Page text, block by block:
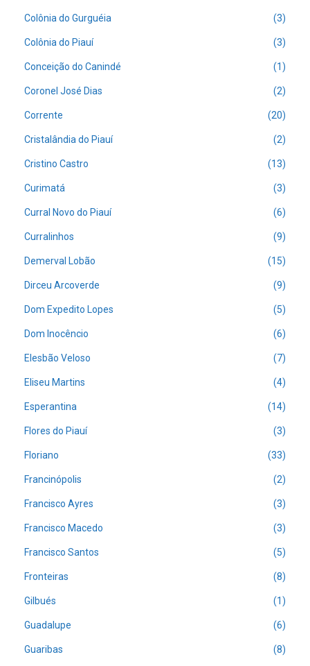
Colônia do Gurguéia (3)
Colônia do Piauí (3)
Conceição do Canindé (1)
Coronel José Dias (2)
Corrente (20)
Cristalândia do Piauí (2)
Cristino Castro (13)
Curimatá (3)
Curral Novo do Piauí (6)
Curralinhos (9)
Demerval Lobão (15)
Dirceu Arcoverde (9)
Dom Expedito Lopes (5)
Dom Inocêncio (6)
Elesbão Veloso (7)
Eliseu Martins (4)
Esperantina (14)
Flores do Piauí (3)
Floriano (33)
Francinópolis (2)
Francisco Ayres (3)
Francisco Macedo (3)
Francisco Santos (5)
Fronteiras (8)
Gilbués (1)
Guadalupe (6)
Guaribas (8)